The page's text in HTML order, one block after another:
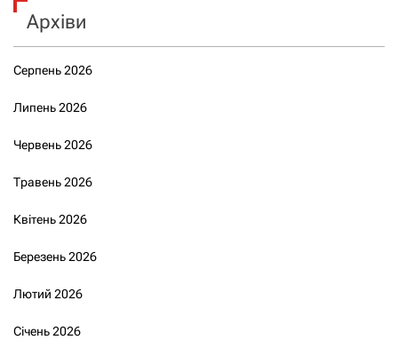
Архіви
Серпень 2026
Липень 2026
Червень 2026
Травень 2026
Квітень 2026
Березень 2026
Лютий 2026
Січень 2026